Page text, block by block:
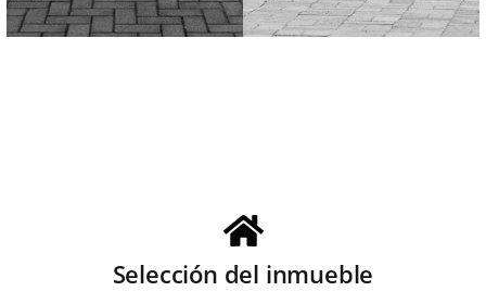
Selección del inmueble